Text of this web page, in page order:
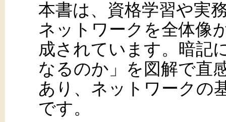
本書は、資格学習や実
ネットワークを全体像
成されています。暗記
なるのか」を図解で直
あり、ネットワークの
です。